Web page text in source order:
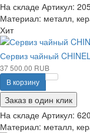
На складе Артикул:
Материал: металл,
Хит
Сервиз чайный
37 500.00 RUB
В корзину
Заказ в один клик
На складе Артикул:
Материал: металл,